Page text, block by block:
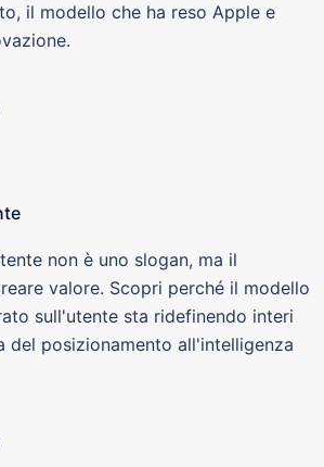
il modello che ha reso Apple e
non è uno slogan, ma il
valore. Scopri perché il modello
sull'utente sta ridefinendo interi
del posizionamento all'intelligenza